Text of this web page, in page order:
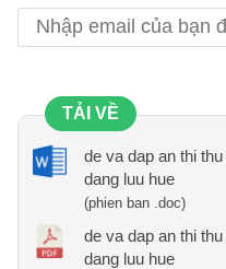
TẢI VỀ
de va dap an thi
dang luu hue
(phien ban .doc)
de va dap an thi
dang luu hue